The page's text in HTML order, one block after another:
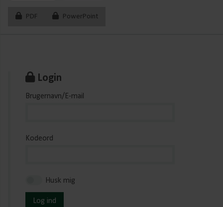
PDF PowerPoint
Login
Brugernavn/E-mail
Kodeord
Husk mig
Log ind